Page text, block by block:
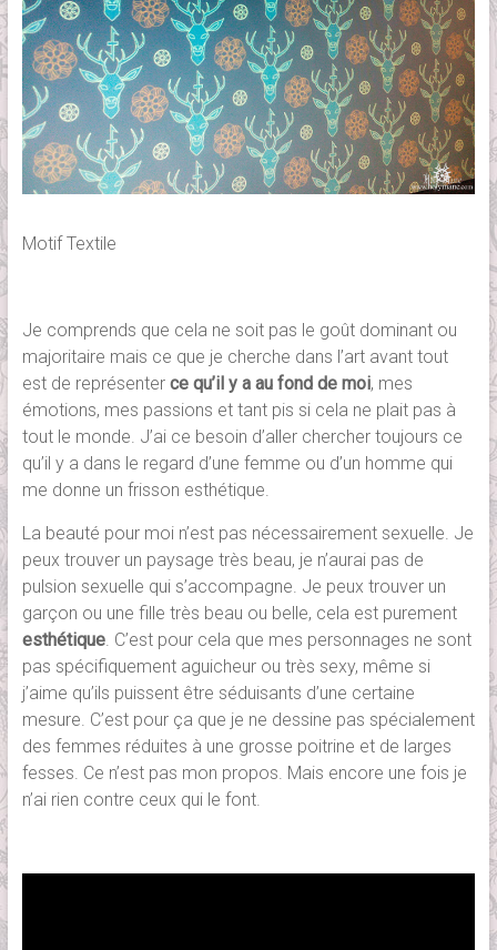
Motif Textile
Je comprends que cela ne soit pas le goût dominant ou
majoritaire mais ce que je cherche dans l’art avant tout
est de représenter ce qu’il y a au fond de moi, mes
émotions, mes passions et tant pis si cela ne plait pas à
tout le monde. J’ai ce besoin d’aller chercher toujours ce
qu’il y a dans le regard d’une femme ou d’un homme qui
me donne un frisson esthétique.
La beauté pour moi n’est pas nécessairement sexuelle. Je
peux trouver un paysage très beau, je n’aurai pas de
pulsion sexuelle qui s’accompagne. Je peux trouver un
garçon ou une fille très beau ou belle, cela est purement
esthétique. C’est pour cela que mes personnages ne sont
pas spécifiquement aguicheur ou très sexy, même si
j’aime qu’ils puissent être séduisants d’une certaine
mesure. C’est pour ça que je ne dessine pas spécialement
des femmes réduites à une grosse poitrine et de larges
fesses. Ce n’est pas mon propos. Mais encore une fois je
n’ai rien contre ceux qui le font.